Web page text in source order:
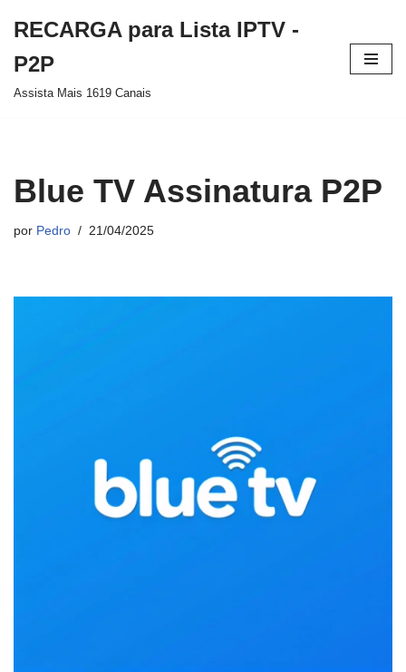
para
o
RECARGA para Lista IPTV -
P2P
Assista Mais 1619 Canais
Blue TV Assinatura P2P
por Pedro 21/04/2025